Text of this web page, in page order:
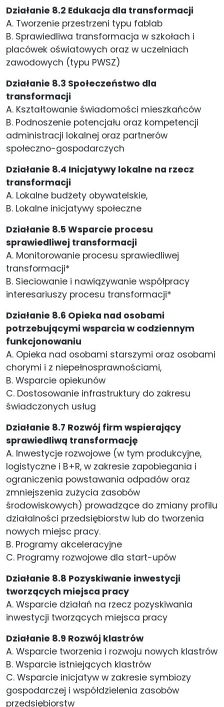
Działanie 8.2 Edukacja dla transformacji
A. Tworzenie przestrzeni typu fablab
B. Sprawiedliwa transformacja w szkołach i
placówek oświatowych oraz w uczelniach
zawodowych (typu PWSZ)
Działanie 8.3 Społeczeństwo dla
transformacji
A. Kształtowanie świadomości mieszkańców
B. Podnoszenie potencjału oraz kompetencji
administracji lokalnej oraz partnerów
społeczno-gospodarczych
Działanie 8.4 Inicjatywy lokalne na rzecz
transformacji
A. Lokalne budżety obywatelskie,
B. Lokalne inicjatywy społeczne
Działanie 8.5 Wsparcie procesu
sprawiedliwej transformacji
A. Monitorowanie procesu sprawiedliwej
transformacji*
B. Sieciowanie i nawiązywanie współpracy
interesariuszy procesu transformacji*
Działanie 8.6 Opieka nad osobami
potrzebującymi wsparcia w codziennym
funkcjonowaniu
A. Opieka nad osobami starszymi oraz osobami
chorymi i z niepełnosprawnościami,
B. Wsparcie opiekunów
C. Dostosowanie infrastruktury do zakresu
świadczonych usług
Działanie 8.7 Rozwój firm wspierający
sprawiedliwą transformację
A. Inwestycje rozwojowe (w tym produkcyjne,
logistyczne i B+R, w zakresie zapobiegania i
ograniczenia powstawania odpadów oraz
zmniejszenia zużycia zasobów
środowiskowych) prowadzące do zmiany profilu
działalności przedsiębiorstw lub do tworzenia
nowych miejsc pracy.
B. Programy akceleracyjne
C. Programy rozwojowe dla start-upów
Działanie 8.8 Pozyskiwanie inwestycji
tworzących miejsca pracy
A. Wsparcie działań na rzecz pozyskiwania
inwestycji tworzących miejsca pracy
Działanie 8.9 Rozwój klastrów
A. Wsparcie tworzenia i rozwoju nowych klastrów
B. Wsparcie istniejących klastrów
C. Wsparcie inicjatyw w zakresie symbiozy
gospodarczej i współdzielenia zasobów
przedsiębiorstw